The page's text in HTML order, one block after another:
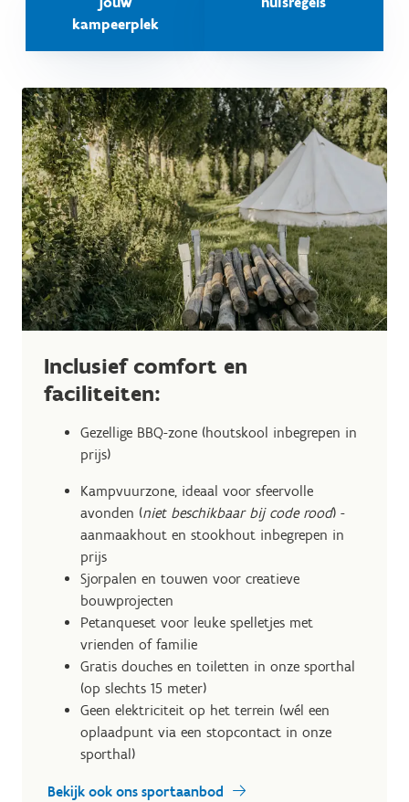
kampeerplek
Inclusief comfort en
faciliteiten:
Gezellige BBQ-zone (houtskool inbegrepen in
prijs)
Kampvuurzone, ideaal voor sfeervolle
avonden (niet beschikbaar bij code rood) -
aanmaakhout en stookhout inbegrepen in
prijs
Sjorpalen en touwen voor creatieve
bouwprojecten
Petanqueset voor leuke spelletjes met
vrienden of familie
Gratis douches en toiletten in onze sporthal
(op slechts 15 meter)
Geen elektriciteit op het terrein (wél een
oplaadpunt via een stopcontact in onze
sporthal)
Bekijk ook ons sportaanbod